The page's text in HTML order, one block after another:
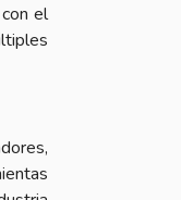
el